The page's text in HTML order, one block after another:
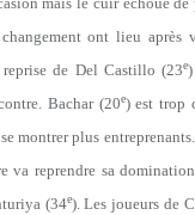
ont lieu
de Del Castillo (23e
Bachar (20e) est trop
montrer plus
va reprendre sa
(34e). Les joueurs de